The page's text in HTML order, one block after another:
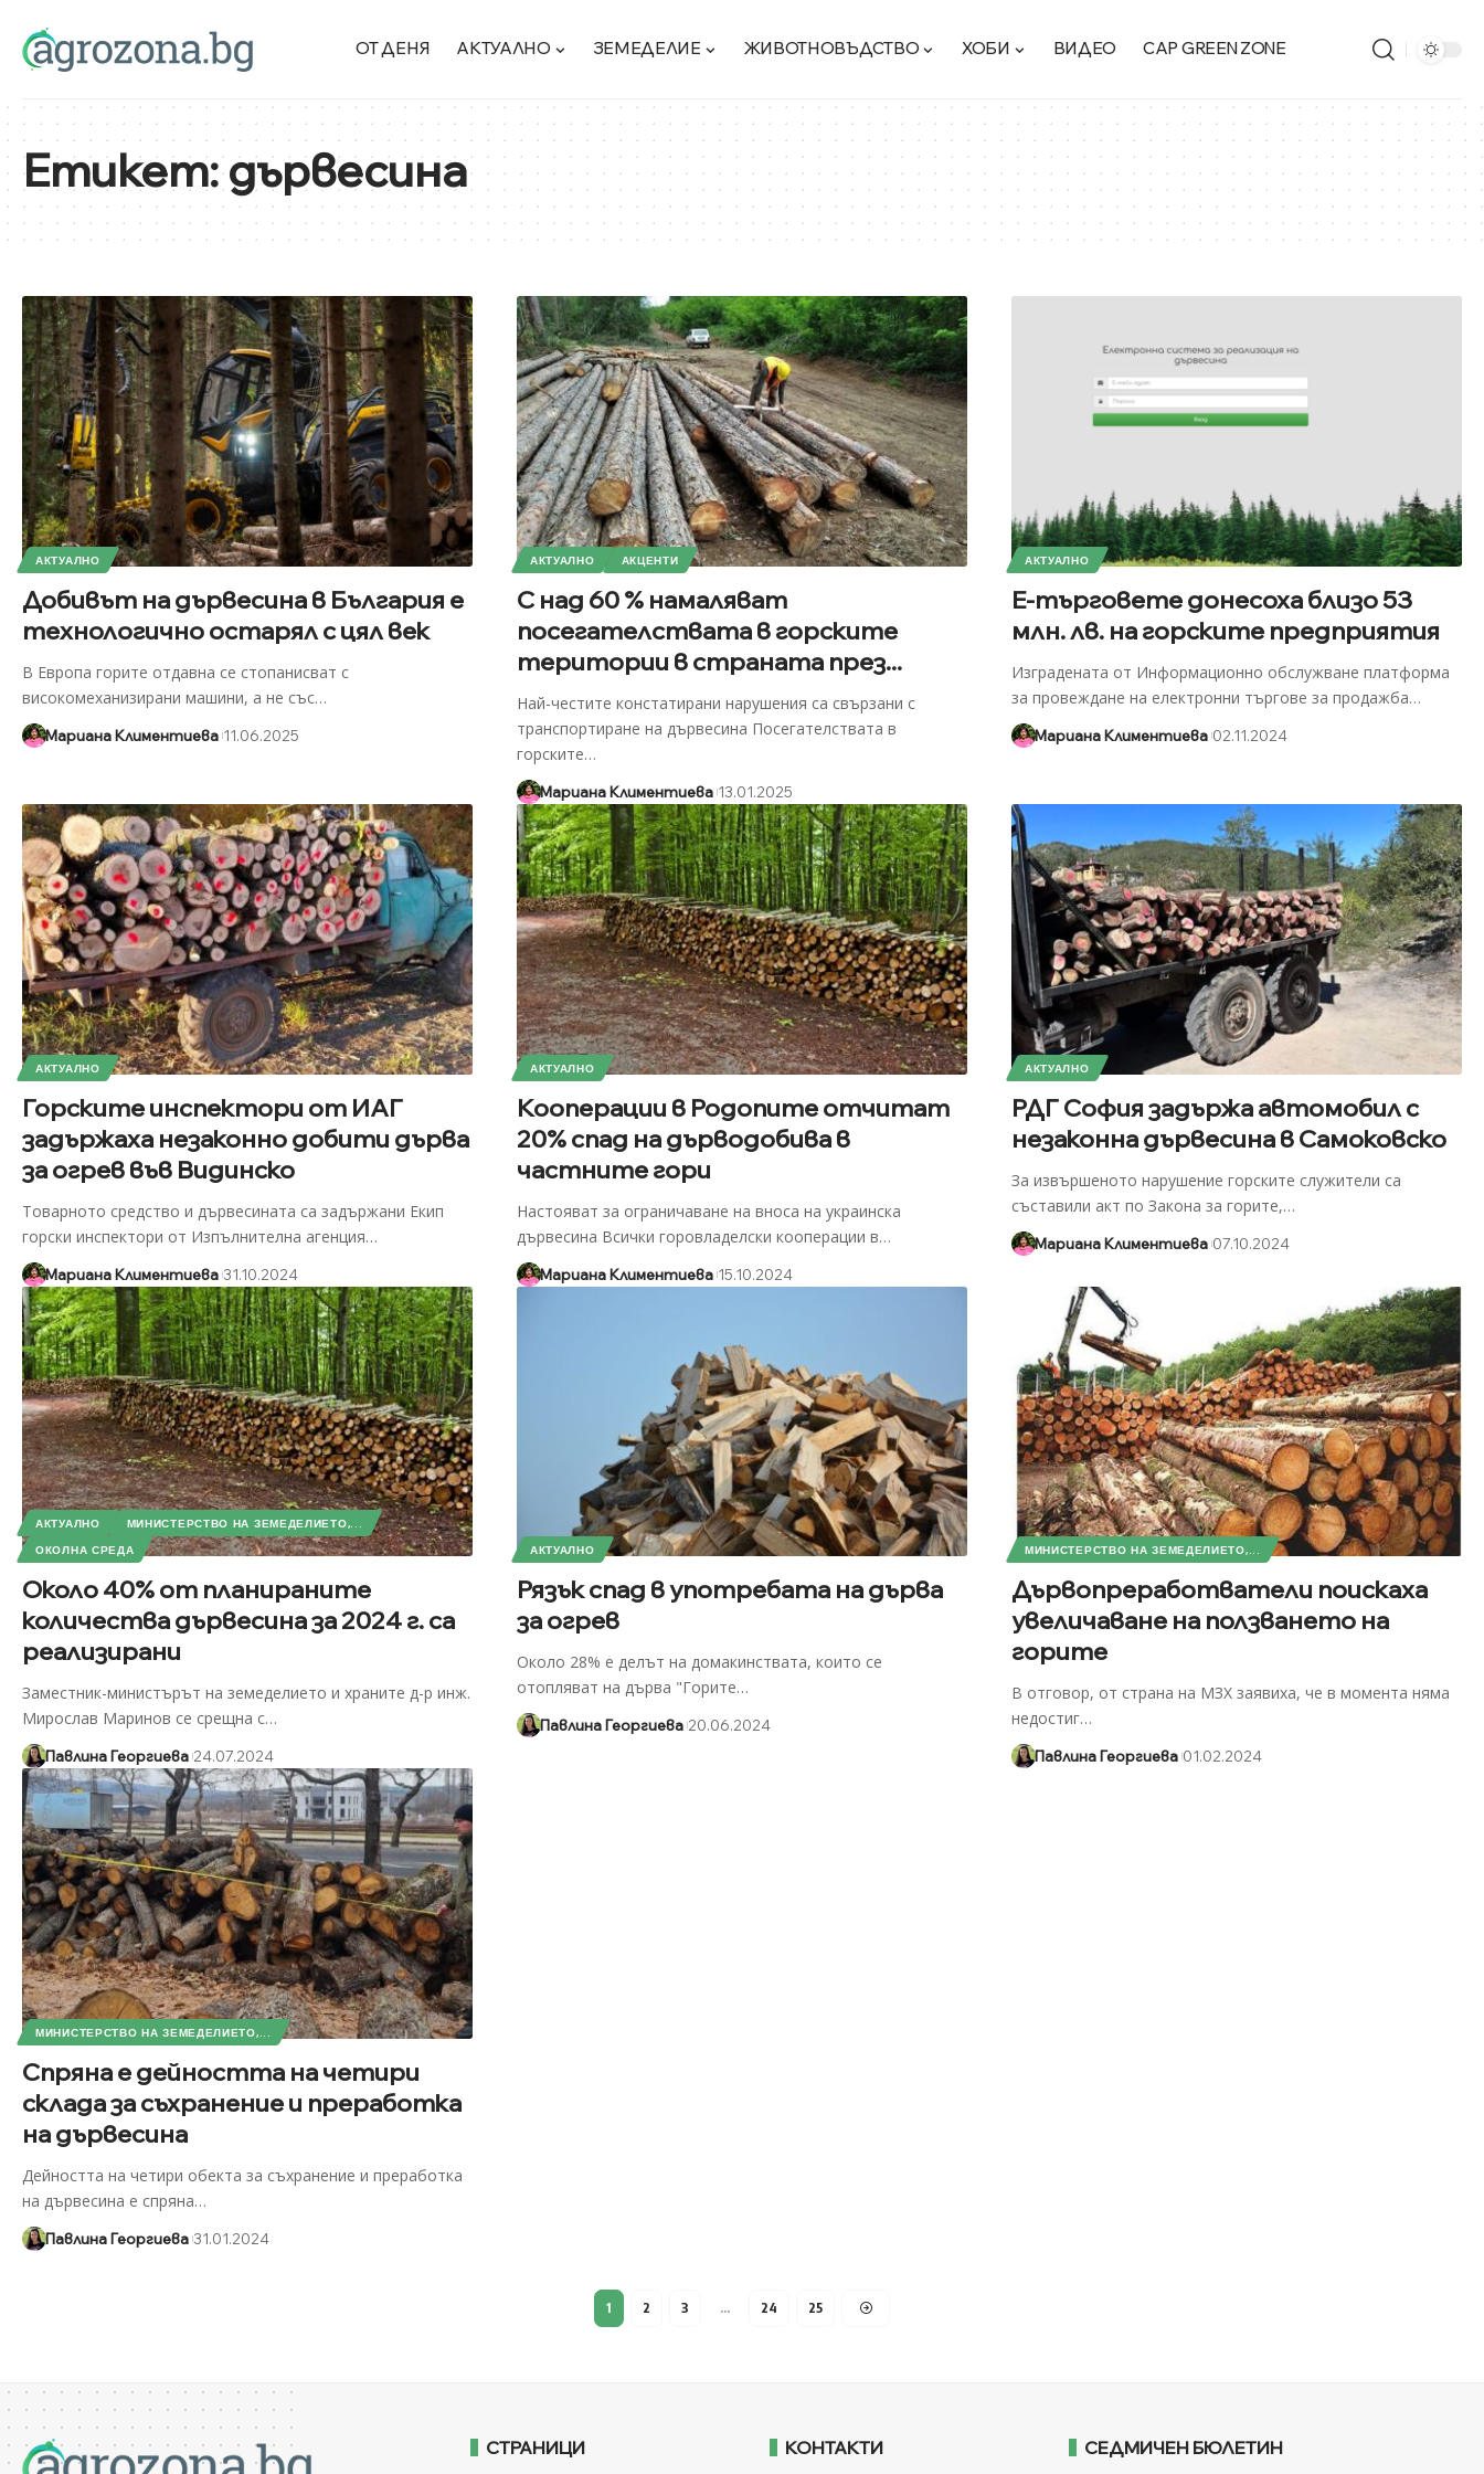
ОТ ДЕНЯ АКТУАЛНО ЗЕМЕДЕЛИЕ ЖИВОТНОВЪДСТВО ХОБИ ВИДЕО CAP GREEN ZONE
Етикет:дървесина
АКТУАЛНО
Добивът на дървесина в България е
технологично остарял с цял век
В Европа горите отдавна се стопанисват с
високомеханизирани машини, а не със…
Мариана Климентиева 11.06.2025
АКТУАЛНО АКЦЕНТИ
С над 60 % намаляват
посегателствата в горските
територии в страната през...
Най-честите констатирани нарушения са свързани с
транспортиране на дървесина Посегателствата в
горските…
Мариана Климентиева 13.01.2025
АКТУАЛНО
Е-търговете донесоха близо 53
млн. лв. на горските предприятия
Изградената от Информационно обслужване платформа
за провеждане на електронни търгове за продажба…
Мариана Климентиева 02.11.2024
АКТУАЛНО
Горските инспектори от ИАГ
задържаха незаконно добити дърва
за огрев във Видинско
Товарното средство и дървесината са задържани Екип
горски инспектори от Изпълнителна агенция…
Мариана Климентиева 31.10.2024
АКТУАЛНО
Кооперации в Родопите отчитат
20% спад на дърводобива в
частните гори
Настояват за ограничаване на вноса на украинска
дървесина Всички горовладелски кооперации в…
Мариана Климентиева 15.10.2024
АКТУАЛНО
РДГ София задържа автомобил с
незаконна дървесина в Самоковско
За извършеното нарушение горските служители са
съставили акт по Закона за горите,…
Мариана Климентиева 07.10.2024
АКТУАЛНО
МИНИСТЕРСТВО НА ЗЕМЕДЕЛИЕТО,...
ОКОЛНА СРЕДА
Около 40% от планираните
количества дървесина за 2024 г. са
реализирани
Заместник-министърът на земеделието и храните д-р инж.
Мирослав Маринов се срещна с…
Павлина Георгиева 24.07.2024
АКТУАЛНО
Рязък спад в употребата на дърва
за огрев
Около 28% е делът на домакинствата, които се
отопляват на дърва "Горите…
Павлина Георгиева 20.06.2024
МИНИСТЕРСТВО НА ЗЕМЕДЕЛИЕТО,...
Дървопреработватели поискаха
увеличаване на ползването на
горите
В отговор, от страна на МЗХ заявиха, че в момента няма
недостиг…
Павлина Георгиева 01.02.2024
МИНИСТЕРСТВО НА ЗЕМЕДЕЛИЕТО,...
Спряна е дейността на четири
склада за съхранение и преработка
на дървесина
Дейността на четири обекта за съхранение и преработка
на дървесина е спряна…
Павлина Георгиева 31.01.2024
1 2 3 … 24 25
СТРАНИЦИ КОНТАКТИ СЕДМИЧЕН БЮЛЕТИН